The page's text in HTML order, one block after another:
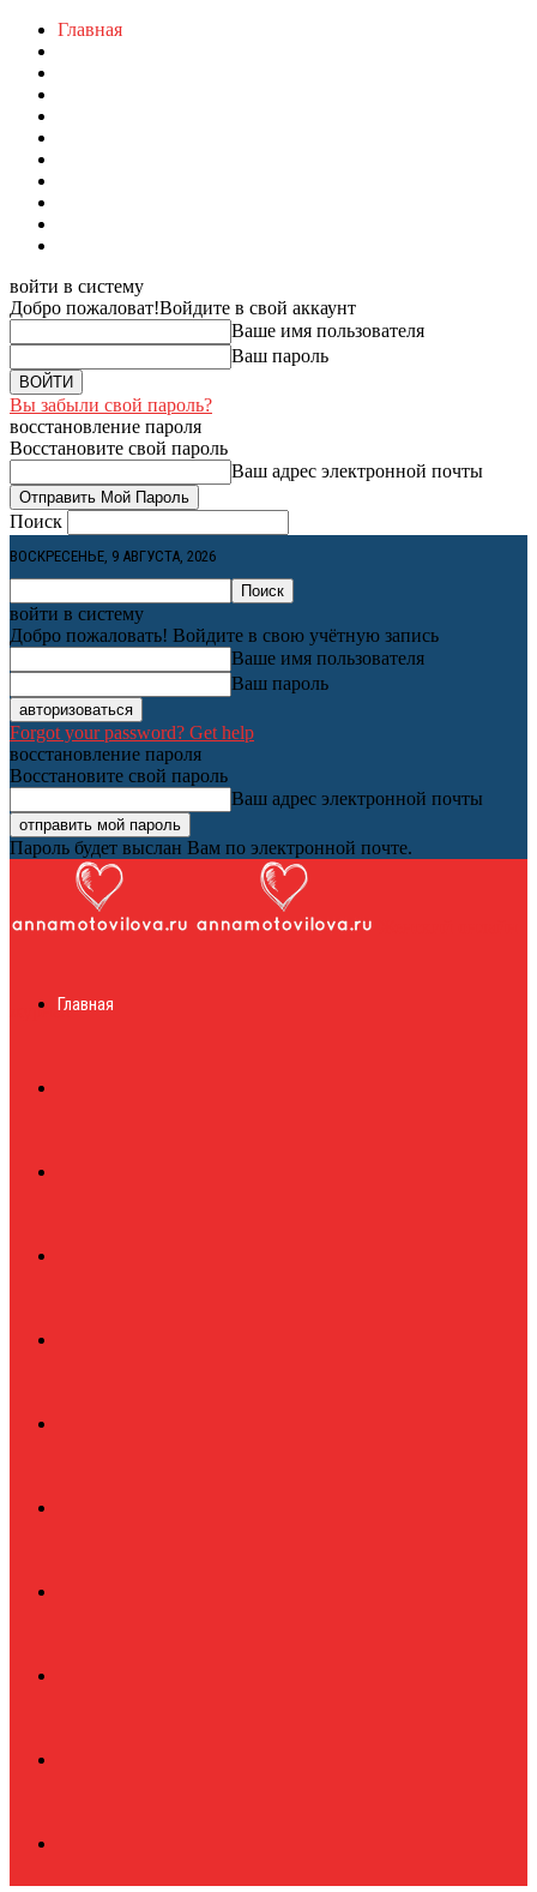
Главная
войти в систему
Добро пожаловат!Войдите в свой аккаунт
Ваше имя пользователя
Ваш пароль
Вы забыли свой пароль?
восстановление пароля
Восстановите свой пароль
Ваш адрес электронной почты
Поиск
ВОСКРЕСЕНЬЕ, 9 АВГУСТА, 2026
войти в систему
Добро пожаловать! Войдите в свою учётную запись
Ваше имя пользователя
Ваш пароль
Forgot your password? Get help
восстановление пароля
Восстановите свой пароль
Ваш адрес электронной почты
Пароль будет выслан Вам по электронной почте.
журналГлавная